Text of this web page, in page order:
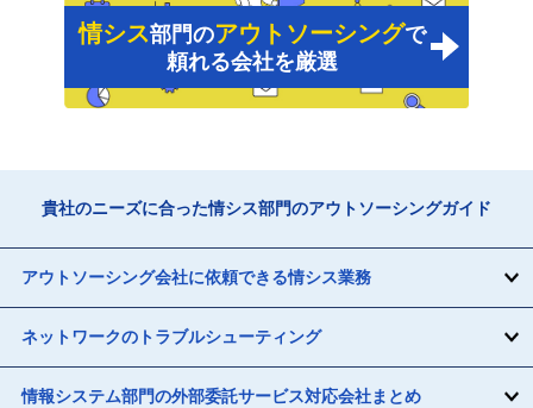
情シス部門のアウトソーシングで
頼れる会社を厳選
貴社のニーズに合った情シス部門のアウトソーシングガイド
アウトソーシング会社に依頼できる情シス業務
ネットワークのトラブルシューティング
情報システム部門の外部委託サービス対応会社まとめ